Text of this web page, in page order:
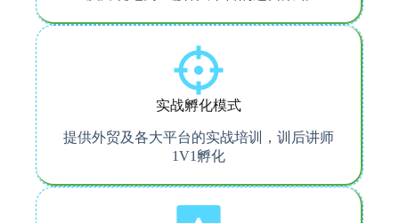
实战孵化模式
提供外贸及各大平台的实战培训，训后讲师
1V1孵化